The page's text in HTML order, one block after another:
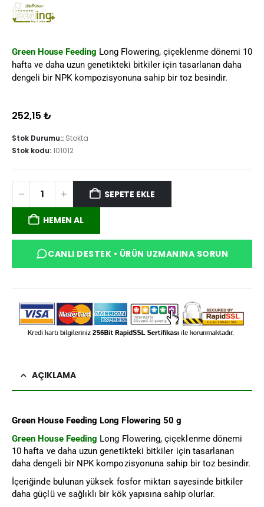
Green House Feeding Long Flowering, çiçeklenme dönemi 10
hafta ve daha uzun genetikteki bitkiler için tasarlanan daha
dengeli bir NPK kompozisyonuna sahip bir toz besindir.
252,15 ₺
Stok Durumu:: Stokta
Stok kodu:101012
SEPETE EKLE
HEMEN AL
CANLI DESTEK • ÜRÜN UZMANINA SORUN
AÇIKLAMA
Green House Feeding Long Flowering 50 g
Green House Feeding Long Flowering, çiçeklenme dönemi
10 hafta ve daha uzun genetikteki bitkiler için tasarlanan
daha dengeli bir NPK kompozisyonuna sahip bir toz besindir.
İçeriğinde bulunan yüksek fosfor miktarı sayesinde bitkiler
daha güçlü ve sağlıklı bir kök yapısına sahip olurlar.